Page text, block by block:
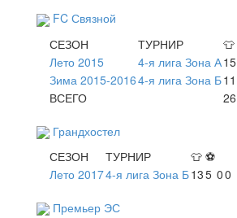
FC Связной
СЕЗОН
ТУРНИР 👕
Лето 2015
4-я лига Зона А15
Зима 2015-20164-я лига Зона Б11
ВСЕГО
26
Грандхостел
СЕЗОН
ТУРНИР 👕 ⚽
Лето 20174-я лига Зона Б135 00
Премьер ЭС